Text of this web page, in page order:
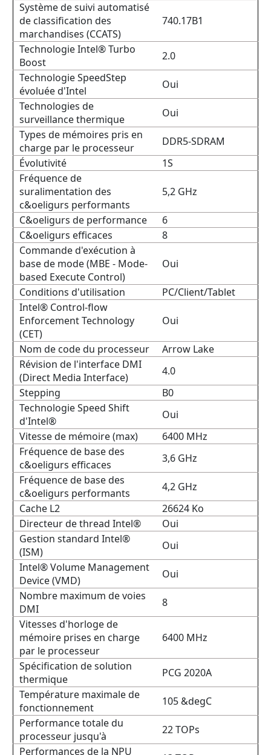
Système de suivi automatisé
de classification des
marchandises (CCATS)
740.17B1
Technologie Intel® Turbo
Boost
2.0
Technologie SpeedStep
évoluée d'Intel
Oui
Technologies de
surveillance thermique
Oui
Types de mémoires pris en
charge par le processeur
DDR5-SDRAM
Évolutivité
1S
Fréquence de
suralimentation des
c&oeligurs performants
5,2 GHz
C&oeligurs de performance
6
C&oeligurs efficaces
8
Commande d'exécution à
base de mode (MBE - Mode-
based Execute Control)
Oui
Conditions d'utilisation
PC/Client/Tablet
Intel® Control-flow
Enforcement Technology
(CET)
Oui
Nom de code du processeur
Arrow Lake
Révision de l'interface DMI
(Direct Media Interface)
4.0
Stepping
B0
Technologie Speed Shift
d'Intel®
Oui
Vitesse de mémoire (max)
6400 MHz
Fréquence de base des
c&oeligurs efficaces
3,6 GHz
Fréquence de base des
c&oeligurs performants
4,2 GHz
Cache L2
26624 Ko
Directeur de thread Intel®
Oui
Gestion standard Intel®
(ISM)
Oui
Intel® Volume Management
Device (VMD)
Oui
Nombre maximum de voies
DMI
8
Vitesses d'horloge de
mémoire prises en charge
par le processeur
6400 MHz
Spécification de solution
thermique
PCG 2020A
Température maximale de
fonctionnement
105 &degC
Performance totale du
processeur jusqu'à
22 TOPs
Performances de la NPU